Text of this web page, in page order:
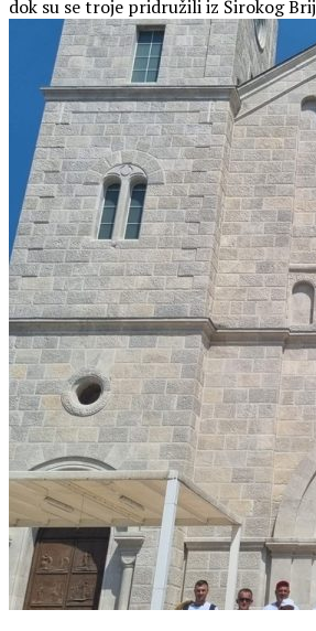
dok su se troje pridružili iz Širokog